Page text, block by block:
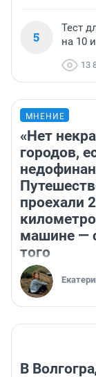
5
Тест
на 10
13
МНЕНИЕ
«Нет
городов,
проехали
машине —
того
В